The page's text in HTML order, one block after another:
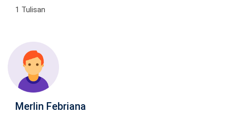
1 Tulisan
Merlin Febriana